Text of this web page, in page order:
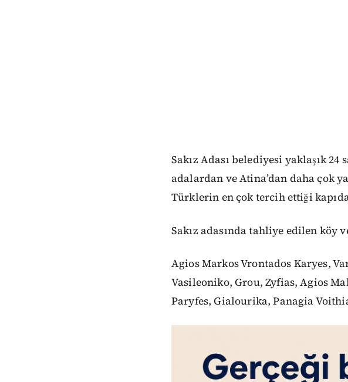
Sakız Adası belediyesi yaklaşık
adalardan ve Atina’dan daha çok
Türklerin en çok tercih ettiği
Sakız adasında tahliye edilen köy
Agios Markos Vrontados Karyes,
Vasileoniko, Grou, Zyfias, Agios
Paryfes, Gialourika, Panagia